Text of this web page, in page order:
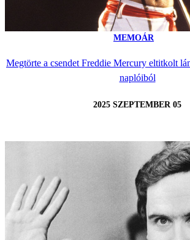
MEMOÁR
Megtörte a csendet Freddie Mercury eltitkolt
naplóiból
2025 SZEPTEMBER 05